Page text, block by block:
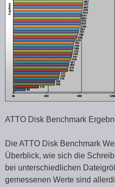
ATTO Disk Benchmark
Die ATTO Disk Benchmark
Überblick, wie sich die
bei unterschiedlichen
gemessenen Werte sind